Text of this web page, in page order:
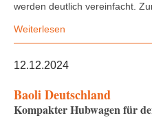
werden deutlich vereinfacht.
Weiterlesen
12.12.2024
Baoli Deutschland
Kompakter Hubwagen für